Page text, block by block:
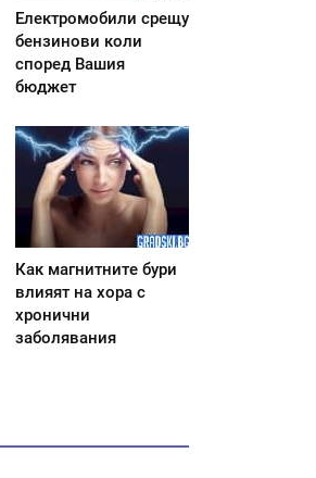
Електромобили срещу
бензинови коли
според Вашия
бюджет
Как магнитните бури
влияят на хора с
хронични
заболявания